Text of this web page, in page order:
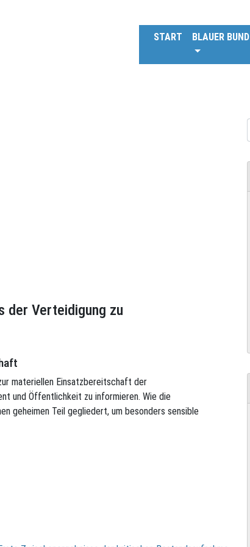
START BLAUER BUND
der Verteidigung zu
materiellen Einsatzbereitschaft der
und Öffentlichkeit zu informieren. Wie die
geheimen Teil gegliedert, um besonders sensible